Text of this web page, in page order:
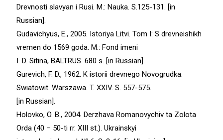
Drevnosti slavyan i Rusi. M.: Nauka. S.125-131. [in
Russian].
Gudavichyus, E., 2005. Istoriya Litvi. Tom І: S drevneishikh
vremen do 1569 goda. M.: Fond imeni
I. D. Sitina, BALTRUS. 680 s. [in Russian].
Gurevich, F. D., 1962. K istorii drevnego Novogrudka.
Swiatowit. Warszawa. T. XXIV. S. 557-575.
[in Russian].
Holovko, O. B., 2004. Derzhava Romanovychiv ta Zolota
Orda (40 – 50-ti rr. XIII st.). Ukrainskyi